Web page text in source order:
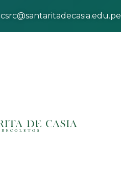
csrc@santaritadecasia.edu.pe